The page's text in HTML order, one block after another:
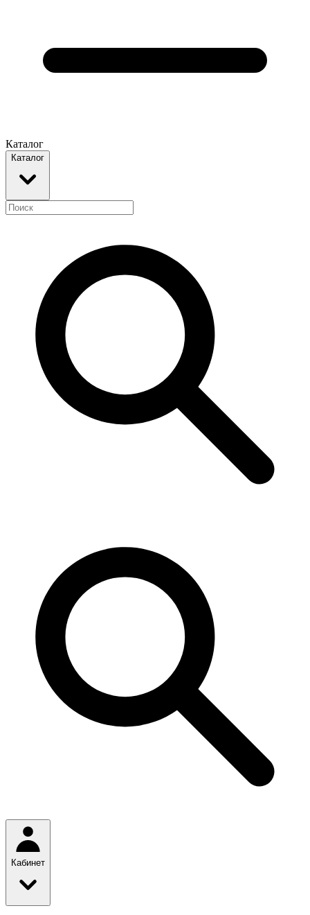
Каталог
Каталог
Кабинет